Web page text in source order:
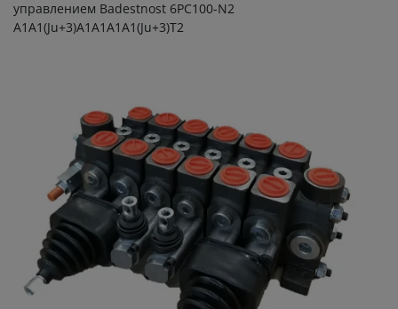
управлением Badestnost 6РС100-N2
А1А1(Ju+3)А1А1А1А1(Ju+3)Т2